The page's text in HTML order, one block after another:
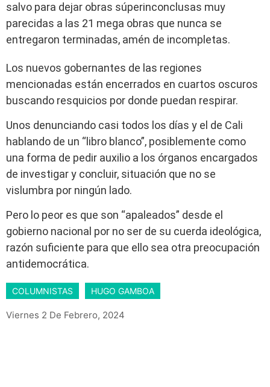
salvo para dejar obras súperinconclusas muy
parecidas a las 21 mega obras que nunca se
entregaron terminadas, amén de incompletas.
Los nuevos gobernantes de las regiones
mencionadas están encerrados en cuartos oscuros
buscando resquicios por donde puedan respirar.
Unos denunciando casi todos los días y el de Cali
hablando de un “libro blanco”, posiblemente como
una forma de pedir auxilio a los órganos encargados
de investigar y concluir, situación que no se
vislumbra por ningún lado.
Pero lo peor es que son “apaleados” desde el
gobierno nacional por no ser de su cuerda ideológica,
razón suficiente para que ello sea otra preocupación
antidemocrática.
COLUMNISTAS HUGO GAMBOA
Viernes 2 De Febrero, 2024